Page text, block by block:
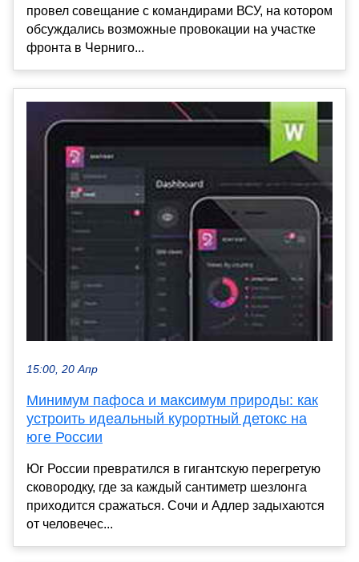
провел совещание с командирами ВСУ, на котором
обсуждались возможные провокации на участке
фронта в Черниго...
15:00, 20 Апр
Минимум пафоса и максимум природы: как
устроить идеальный курортный детокс на
юге России
Юг России превратился в гигантскую перегретую
сковородку, где за каждый сантиметр шезлонга
приходится сражаться. Сочи и Адлер задыхаются
от человечес...